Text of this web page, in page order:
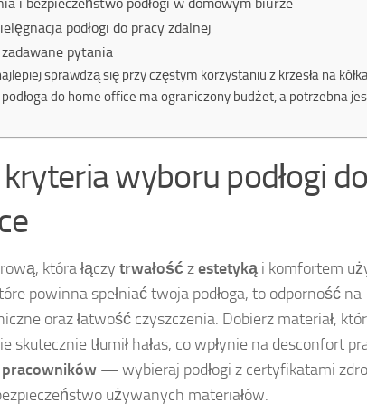
podłogi do pracy zdalnej
pytania
sprawdzą się przy częstym korzystaniu z krzesła na
podłoga do home office ma ograniczony budżet, a potrzebna
wyboru podłogi do
która łączy trwałośćzestetyką i komfortem
powinna spełniać twoja podłoga, to odporność na
oraz łatwość czyszczenia. Dobierz materiał,
skutecznie tłumił hałas, co wpłynie na desconfort
— wybieraj podłogi z certyfikatami
używanych materiałów.